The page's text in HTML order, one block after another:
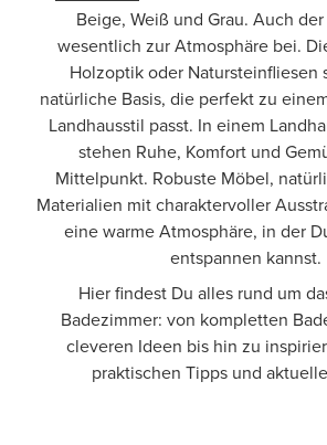
Beige, Weiß und Grau. Auch
wesentlich zur Atmosphäre bei.
Holzoptik oder Natursteinfliesen
natürliche Basis, die perfekt zu
Landhausstil passt. In einem
stehen Ruhe, Komfort und
Mittelpunkt. Robuste Möbel,
Materialien mit charaktervoller
eine warme Atmosphäre, in der
entspannen kannst.
Hier findest Du alles rund um
Badezimmer: von kompletten
cleveren Ideen bis hin zu
praktischen Tipps und